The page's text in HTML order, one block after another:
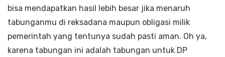
bisa mendapatkan hasil lebih besar jika menaruh
tabunganmu di reksadana maupun obligasi milik
pemerintah yang tentunya sudah pasti aman. Oh ya,
karena tabungan ini adalah tabungan untuk DP